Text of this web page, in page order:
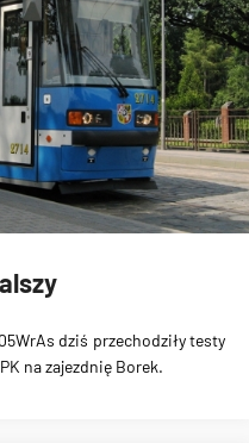
dziś przechodziły testy
na zajezdnię Borek.